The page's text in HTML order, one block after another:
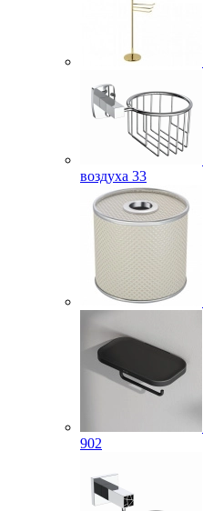
воздуха 33
902